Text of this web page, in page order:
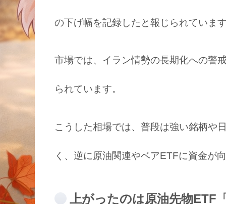
の下げ幅を記録したと報じられていま
市場では、イラン情勢の長期化への警
られています。
こうした相場では、普段は強い銘柄や
く、逆に原油関連やベアETFに資金が
上がったのは原油先物ETF